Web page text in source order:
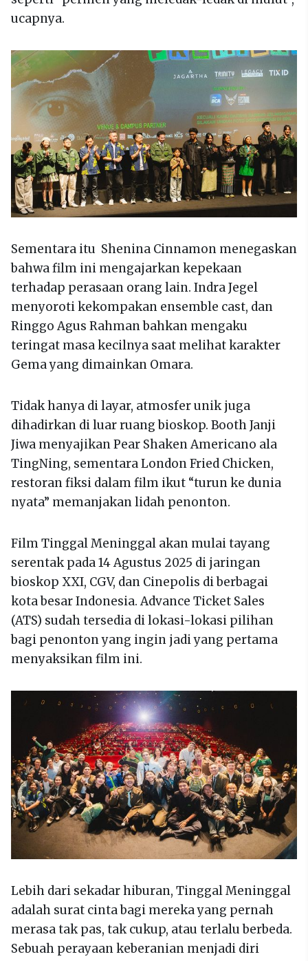
ucapnya.
Sementara itu Shenina Cinnamon menegaskan
bahwa film ini mengajarkan kepekaan
terhadap perasaan orang lain. Indra Jegel
menyoroti kekompakan ensemble cast, dan
Ringgo Agus Rahman bahkan mengaku
teringat masa kecilnya saat melihat karakter
Gema yang dimainkan Omara.
Tidak hanya di layar, atmosfer unik juga
dihadirkan di luar ruang bioskop. Booth Janji
Jiwa menyajikan Pear Shaken Americano ala
TingNing, sementara London Fried Chicken,
restoran fiksi dalam film ikut “turun ke dunia
nyata” memanjakan lidah penonton.
Film Tinggal Meninggal akan mulai tayang
serentak pada 14 Agustus 2025 di jaringan
bioskop XXI, CGV, dan Cinepolis di berbagai
kota besar Indonesia. Advance Ticket Sales
(ATS) sudah tersedia di lokasi-lokasi pilihan
bagi penonton yang ingin jadi yang pertama
menyaksikan film ini.
Lebih dari sekadar hiburan, Tinggal Meninggal
adalah surat cinta bagi mereka yang pernah
merasa tak pas, tak cukup, atau terlalu berbeda.
Sebuah perayaan keberanian menjadi diri